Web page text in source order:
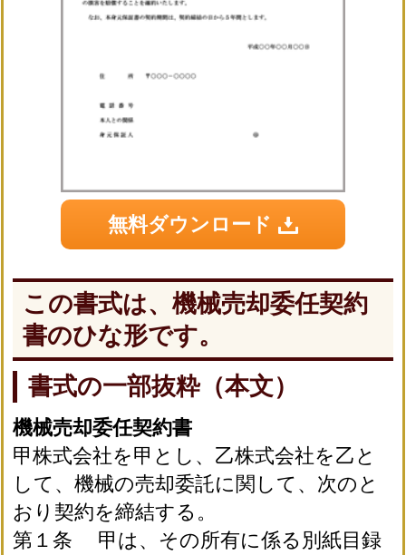
無料ダウンロード
この書式は、機械売却委任契約
書のひな形です。
書式の一部抜粋（本文）
機械売却委任契約書
甲株式会社を甲とし、乙株式会社を乙と
して、機械の売却委託に関して、次のと
おり契約を締結する。
第１条 甲は、その所有に係る別紙目録